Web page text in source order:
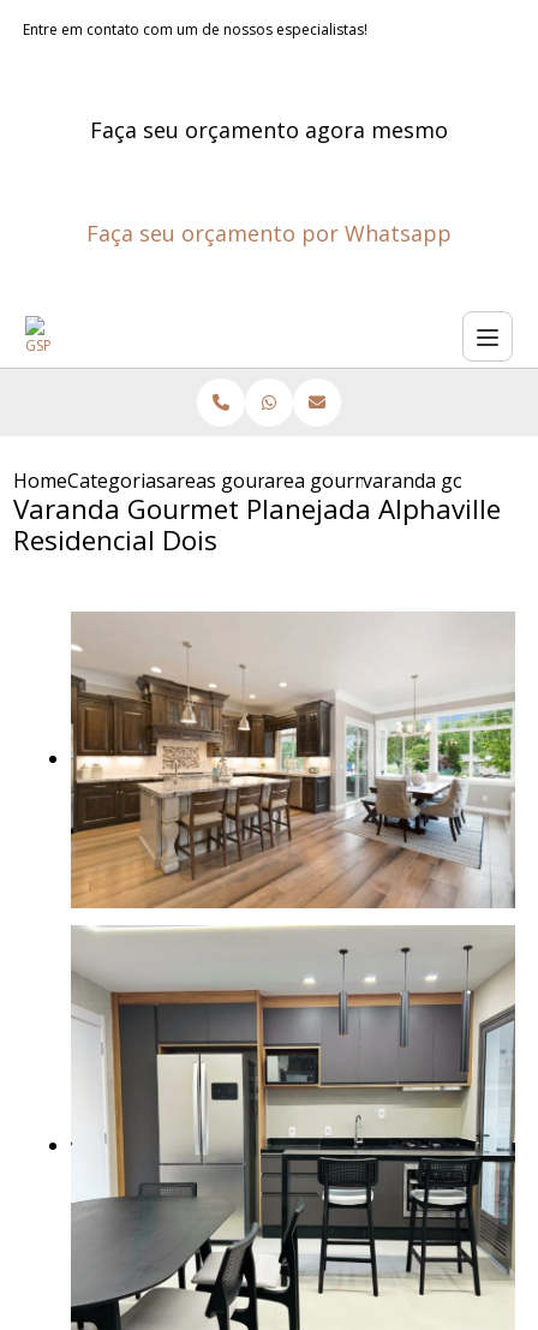
Entre em contato com um de nossos especialistas!
Faça seu orçamento agora mesmo
Faça seu orçamento por Whatsapp
HomeCategoriasareas gourmet planejadas
area gourmet planejada
varanda gourmet
Varanda Gourmet Planejada Alphaville
Residencial Dois